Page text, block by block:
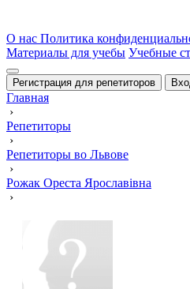
О нас Политика
Материалы для учебы Учебные
Регистрация для репетиторов
Главная
›
Репетиторы
›
Репетиторы во Львове
›
Рожак Ореста Ярославівна
›